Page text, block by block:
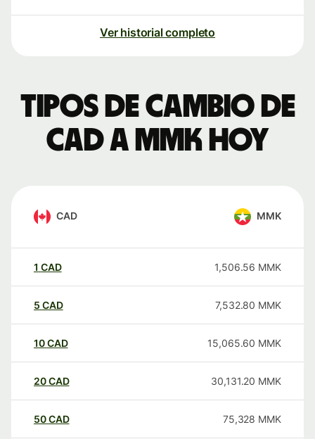
Ver historial completo
Tipos de cambio de
CAD a MMK hoy
CAD MMK
1 CAD 1,506.56 MMK
5 CAD 7,532.80 MMK
10CAD 15,065.60 MMK
20CAD 30,131.20 MMK
50CAD 75,328 MMK